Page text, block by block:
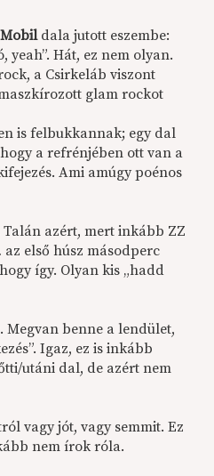
Mobildala jutott eszembe:
yeah”. Hát, ez nem olyan.
a Csirkeláb viszont
glam rockot
is felbukkannak; egy dal
a refrénjében ott van a
Ami amúgy poénos
Talán azért, mert inkább ZZ
első húsz másodperc
így. Olyan kis „hadd
Megvan benne a lendület,
Igaz, ez is inkább
utáni dal, de azért nem
vagy jót, vagy semmit. Ez
nem írok róla.